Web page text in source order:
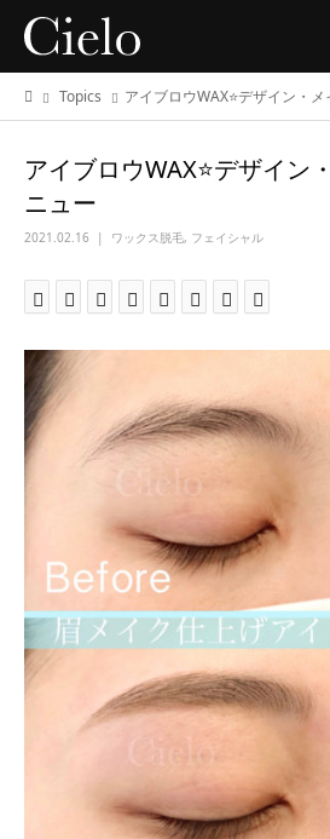
Topics アイブロウWAX⭐️デザイン・
アイブロウWAX⭐️デザイン
ニュー
2021.02.16 ワックス脱毛, フェイシャル